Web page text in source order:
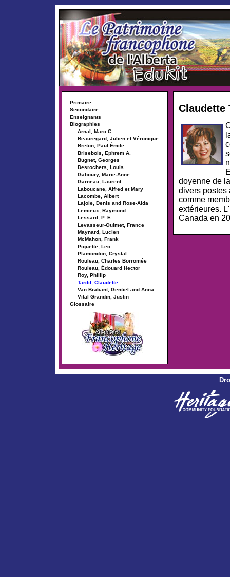
Primaire
Secondaire
Enseignants
Biographies
Arnal, Marc C.
Beauregard, Julien et Véronique
Breton, Paul Émile
Brisebois, Ephrem A.
Bugnet, Georges
Desrochers, Louis
Gaboury, Marie-Anne
Garneau, Laurent
Laboucane, Alfred et Mary
Lacombe, Albert
Lajoie, Denis and Rose-Alda
Lemieux, Raymond
Lessard, P. E.
Levasseur-Ouimet, France
Maynard, Lucien
McMahon, Frank
Piquette, Leo
Plamondon, Crystal
Rouleau, Charles Borromée
Rouleau, Édouard Hector
Roy, Phillip
Tardif, Claudette
Van Brabant, Gentiel and Anna
Vital Grandin, Justin
Glossaire
Claudette
doyenne de
divers postes
comme
extérieures.
Canada en